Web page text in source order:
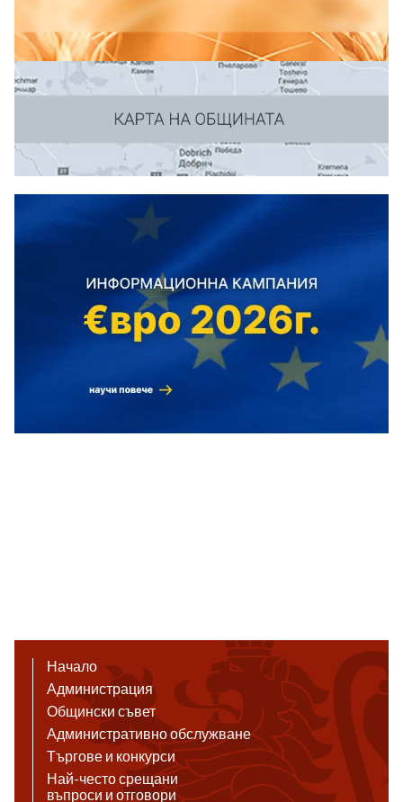
Начало
Администрация
Общински съвет
Административно обслужване
Търгове и конкурси
Най-често срещани
въпроси и отговори